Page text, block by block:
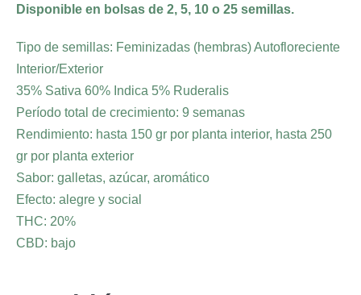
Disponible en bolsas de 2, 5, 10 o 25 semillas.
Tipo de semillas: Feminizadas (hembras) Autofloreciente
Interior/Exterior
35% Sativa 60% Indica 5% Ruderalis
Período total de crecimiento: 9 semanas
Rendimiento: hasta 150 gr por planta interior, hasta 250
gr por planta exterior
Sabor: galletas, azúcar, aromático
Efecto: alegre y social
THC: 20%
CBD: bajo